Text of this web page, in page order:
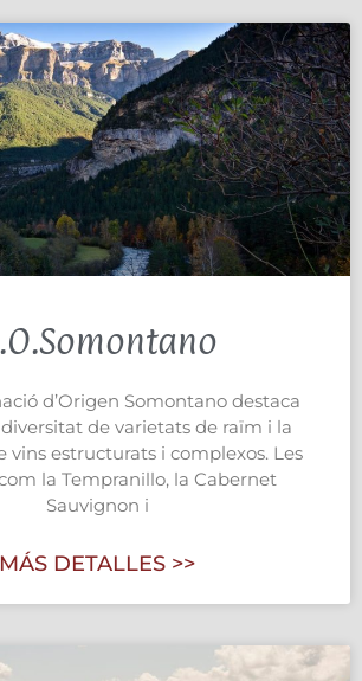
d’Origen Somontano destaca
de varietats de raïm i la
vins estructurats i complexos. Les
la Tempranillo, la Cabernet
Sauvignon i
MÁS DETALLES >>